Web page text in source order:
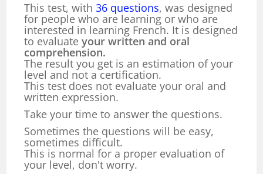
This test, with36 questions, was designed
for people who are learning or who are
interested in learning French. It is designed
to evaluateyour written and oral
comprehension.
The result you get is an estimation of your
level and not a certification.
This test does not evaluate your oral and
written expression.
Take your time to answer the questions.
Sometimes the questions will be easy,
sometimes difficult.
This is normal for a proper evaluation of
your level, don't worry.